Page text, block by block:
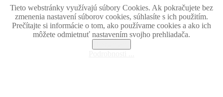
Tieto webstránky využívajú súbory Cookies. Ak pokračujete bez
zmenenia nastavení súborov cookies, súhlasíte s ich použitím.
Prečítajte si informácie o tom, ako používame cookies a ako ich
môžete odmietnuť nastavením svojho prehliadača.